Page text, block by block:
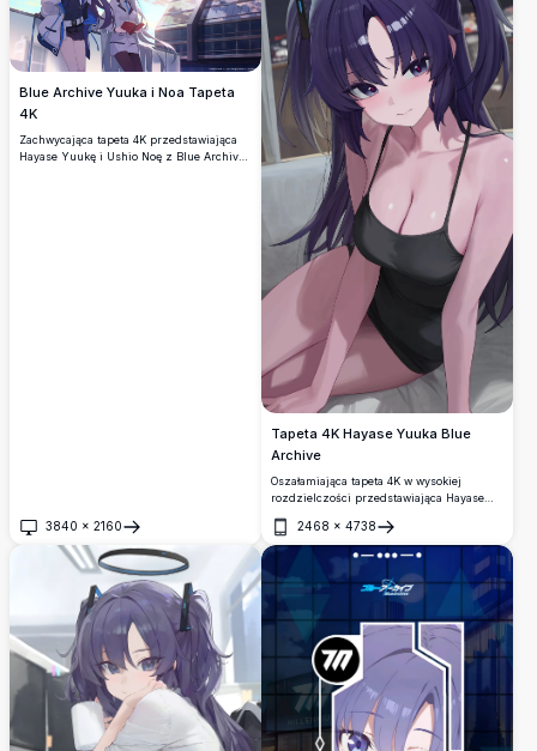
Blue Archive Yuuka i Noa Tapeta
4K
Zachwycająca tapeta 4K przedstawiająca
Hayase Yuukę i Ushio Noę z Blue Archive.
3840 × 2160
Otwórz
Tapeta 4K Hayase Yuuka Blue
Archive
Oszałamiająca tapeta 4K w wysokiej
rozdzielczości przedstawiająca Hayase
charakterystycznymi fioletowymi twin
tailsami i halo. Siedzi elegancko w czarnej
stylizacji z urzekającym wyrazem twarzy i
delikatnym rumieńcem.
2468 × 4738
Otwórz